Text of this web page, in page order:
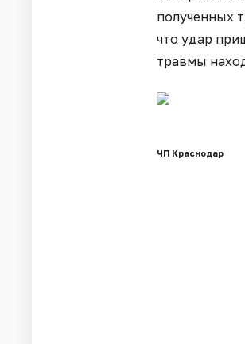
полученных
что удар
травмы
ЧП Краснодар